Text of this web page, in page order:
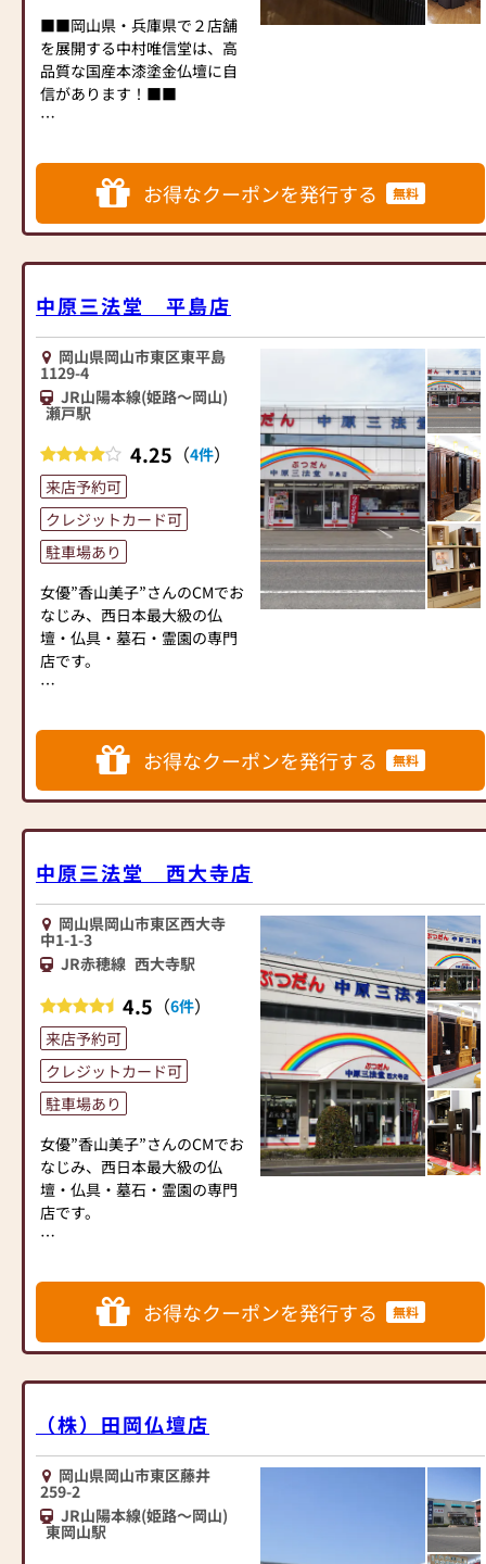
塗替修理（修理計画→分解→
洗い→木地直し→下地塗→漆
塗→金箔押→組立）などを自
社工房で行っており、本漆・
純金箔を扱える数少ない仏壇
お客様の立場に立った丁寧な
商品説明、品質へのこだわ
品揃えでお客様のご来店をお
待ちしております。
立ち寄りください。
【電車でお越しの方】
JR赤穂線「播州赤穂駅」より
徒歩にて約２分
【お車でお越しの方】
山陽自動車道「赤穂IC」より
車で約11分
※駐車場完備しております。
（２台分）
■■岡山県・兵庫県で２店舗
を展開する中村唯信堂は、高
品質な国産本漆塗金仏壇に自
信があります！■■
し自社工房で製造した金仏壇
を、約４０本、唐木仏壇を約
４０本取り揃えています。
工房で製作した唯信堂オリジ
ています。
ぜひ、ページ上部にある「お
すすめ仏壇」にて展示商品を
ご覧ください。
商品説明、品質へのこだわ
り、仏壇から仏具まで豊富な
品揃えでお客様のご来店をお
待ちしております。
JR赤穂線「日生駅」より徒歩
にて約５分
【お車でお越しの方】
山陽自動車道「備前IC」より
車で約７分
お得なクーポンを発行する 無料
中原三法堂 平島店
岡山県岡山市東区東平島
1129-4
JR山陽本線(姫路～岡山)
瀬戸駅
4.25 （4件）
来店予約可
クレジットカード可
駐車場あり
女優”香山美子”さんのCMでお
なじみ、西日本最大級の仏
壇・仏具・墓石・霊園の専門
店です。
だいております、オリジナル
仏壇”よろい”・オリジナル墓
石”オアシス”シリーズなどに
加え、モード系（家具調）仏
りとご覧いただけます。
◆実務経験豊富な仏事コーデ
ィネーター・お墓ディレクタ
ーの有資格者も在籍しており
ます。
◆仏壇・仏具・墓石だけでな
く、永代供養等のご相談も承
ります。
ぜひ一度中原三法堂 平島店に
お越しくださいませ。
パナソニック岡山工場北300ｍ
”仏壇 中原三法堂” の大きな看
板が目印です。
◆駐車場 約9台◆
お得なクーポンを発行する 無料
中原三法堂 西大寺店
岡山県岡山市東区西大寺
中1-1-3
JR赤穂線 西大寺駅
4.5 （6件）
来店予約可
クレジットカード可
駐車場あり
女優”香山美子”さんのCMでお
なじみ、西日本最大級の仏
壇・仏具・墓石・霊園の専門
店です。
だいております、オリジナル
仏壇”よろい”・オリジナル墓
石”オアシス”シリーズなどの
他に、モード（家具調）仏壇
りとご覧いただけます。
◆実務経験豊富な仏事コーデ
ィネーター・お墓ディレクタ
ーの有資格者も在籍しており
ます。
◆仏壇・仏具だけでなく、墓
お得なクーポンを発行する 無料
（株）田岡仏壇店
岡山県岡山市東区藤井
259-2
JR山陽本線(姫路～岡山)
東岡山駅